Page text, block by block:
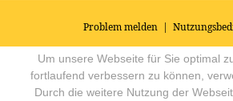
Problem melden |
© 2026Impressum|Datenschutz|AGB's|
Forum für Yoga, Meditation und
Um unsere Webseite für Sie optimal
fortlaufend verbessern zu können,
Durch die weitere Nutzung der